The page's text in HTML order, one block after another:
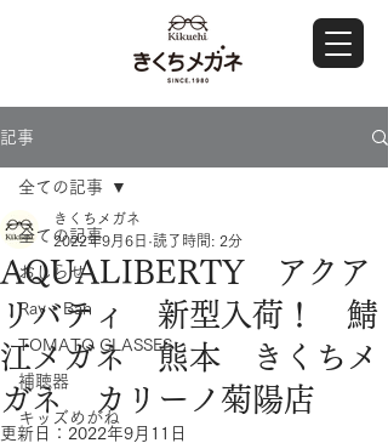
記事
全ての記事
おしらせ
Ray・Ban
TOMATO GLASSES
補聴器
キッズめがね
全ての記事
AQUALIBERTY アクア
リバティ 新型入荷！ 鯖
江メガネ 熊本 きくちメ
ガネ カリーノ菊陽店
きくちメガネ
2022年9月6日 読了時間: 2分
更新日： 2022年9月11日